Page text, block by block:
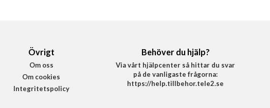
Övrigt
Om oss
Om cookies
Integritetspolicy
Behöver du hjälp?
Via vårt hjälpcenter så hittar du svar
på de vanligaste frågorna:
https://help.tillbehor.tele2.se